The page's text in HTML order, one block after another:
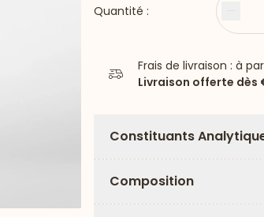
Quantité : Moins
Frais de livraison : à
Livraison offerte dès
Constituants
Composition